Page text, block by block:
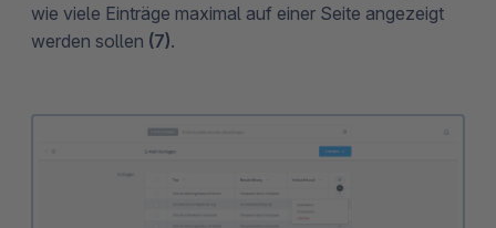
wie viele Einträge maximal auf einer Seite angezeigt
werden sollen (7).